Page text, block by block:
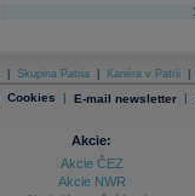
Skupina Patria Kariéra v Patrii
Cookies | E-mail newsletter |
Akcie:
Akcie ČEZ
Akcie NWR